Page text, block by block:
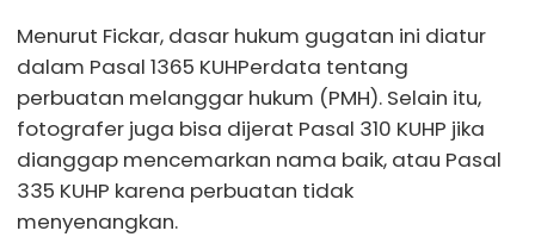
Menurut Fickar, dasar hukum gugatan ini diatur
dalam Pasal 1365 KUHPerdata tentang
perbuatan melanggar hukum (PMH). Selain itu,
fotografer juga bisa dijerat Pasal 310 KUHP jika
dianggap mencemarkan nama baik, atau Pasal
335 KUHP karena perbuatan tidak
menyenangkan.